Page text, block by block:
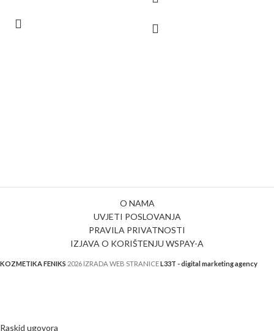
O NAMA
UVJETI POSLOVANJA
PRAVILA PRIVATNOSTI
IZJAVA O KORIŠTENJU WSPAY-A
KOZMETIKA FENIKS 2026 IZRADA WEB STRANICEL33T - digital marketing agency
Raskid ugovora